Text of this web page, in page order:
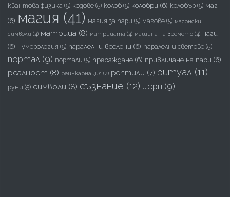
квантова физика (5) кодове (5) колоб (5) колобри (6) колобър (5) маг
(6) магия (41) магия за пари (5) магове (5) масонски
символи (4) матрица (8) матрицата (4) машина на времето (4) наги
(6) нумерология (5) паралелни вселени (6) паралелни светове (5)
портал (9) портали (5) прераждане (6) привличане на пари (6)
реалност (8) реинкарнация (4) рептили (7) ритуал (11)
руни (5) символи (8) съзнание (12) церн (9)